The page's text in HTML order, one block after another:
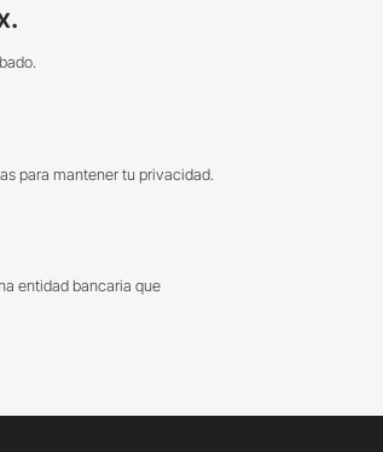
para mantener tu privacidad.
entidad bancaria que